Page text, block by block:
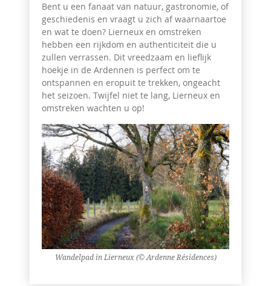
Bent u een fanaat van natuur, gastronomie, of
geschiedenis en vraagt u zich af waarnaartoe
en wat te doen? Lierneux en omstreken
hebben een rijkdom en authenticiteit die u
zullen verrassen. Dit vreedzaam en lieflijk
hoekje in de Ardennen is perfect om te
ontspannen en eropuit te trekken, ongeacht
het seizoen. Twijfel niet te lang, Lierneux en
omstreken wachten u op!
Wandelpad in Lierneux (© Ardenne Résidences)